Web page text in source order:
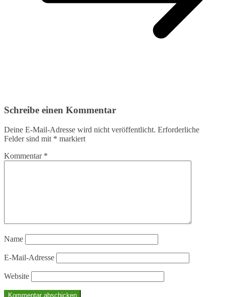
Schreibe einen Kommentar
Deine E-Mail-Adresse wird nicht veröffentlicht. Erforderliche
Felder sind mit * markiert
Kommentar *
Name
E-Mail-Adresse
Website